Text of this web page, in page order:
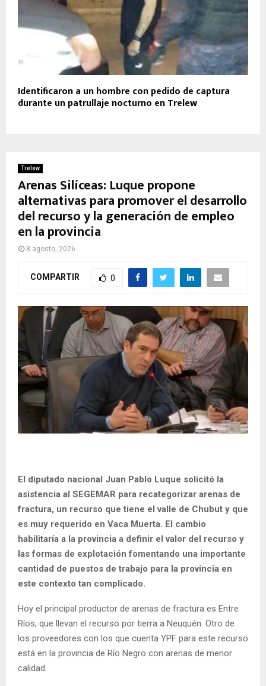
Identificaron a un hombre con pedido de captura
durante un patrullaje nocturno en Trelew
Trelew
Arenas Silíceas: Luque propone
alternativas para promover el desarrollo
del recurso y la generación de empleo
en la provincia
8 agosto, 2026
COMPARTIR 0
El diputado nacional Juan Pablo Luque solicitó la
asistencia al SEGEMAR para recategorizar arenas de
fractura, un recurso que tiene el valle de Chubut y que
es muy requerido en Vaca Muerta. El cambio
habilitaría a la provincia a definir el valor del recurso y
las formas de explotación fomentando una importante
cantidad de puestos de trabajo para la provincia en
este contexto tan complicado.
Hoy el principal productor de arenas de fractura es Entre
Ríos, que llevan el recurso por tierra a Neuquén. Otro de
los proveedores con los que cuenta YPF para este recurso
está en la provincia de Río Negro con arenas de menor
calidad.